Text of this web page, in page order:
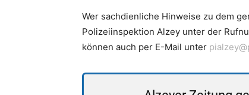
Wer sachdienliche Hinweise zu dem
Polizeiinspektion Alzey unter der
können auch per E-Mail unter